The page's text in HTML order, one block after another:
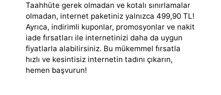
Taahhüte gerek olmadan ve kotalı sınırlamalar
olmadan, internet paketiniz yalnızca 499,90 TL!
Ayrıca, indirimli kuponlar, promosyonlar ve nakit
iade fırsatları ile internetinizi daha da uygun
fiyatlarla alabilirsiniz. Bu mükemmel fırsatla
hızlı ve kesintisiz internetin tadını çıkarın,
hemen başvurun!